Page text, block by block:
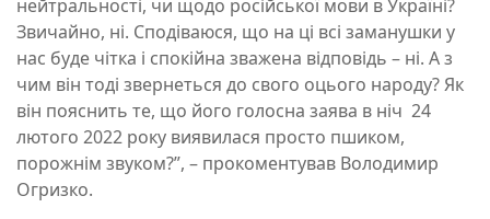
нейтральності, чи щодо російської мови в Україні?
Звичайно, ні. Сподіваюся, що на ці всі заманушки у
нас буде чітка і спокійна зважена відповідь – ні. А з
чим він тоді звернеться до свого оцього народу? Як
він пояснить те, що його голосна заява в ніч 24
лютого 2022 року виявилася просто пшиком,
порожнім звуком?”, – прокоментував Володимир
Огризко.